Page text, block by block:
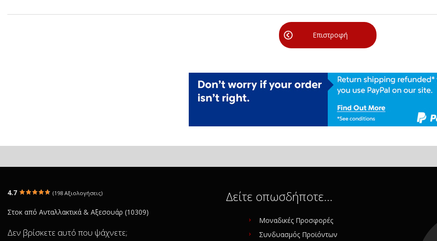
Επιστροφή
4.7 (198 Αξιολογήσεις)
Στοκ από Ανταλλακτικά & Αξεσουάρ (10309)
Δεν βρίσκετε αυτό που ψάχνετε;
Δείτε οπωσδήποτε…
Μοναδικές Προσφορές
Συνδυασμός Προϊόντων